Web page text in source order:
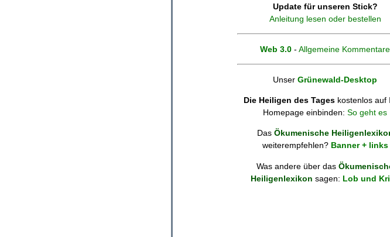
Update für unseren Stick?
Anleitung lesen oder bestellen
Web 3.0 - Allgemeine Kommentare
Unser Grünewald-Desktop
Die Heiligen des Tages kostenlos auf
Homepage einbinden: So geht es
Das Ökumenische
weiterempfehlen? Banner + links
Was andere über das
Heiligenlexikon sagen: Lob und